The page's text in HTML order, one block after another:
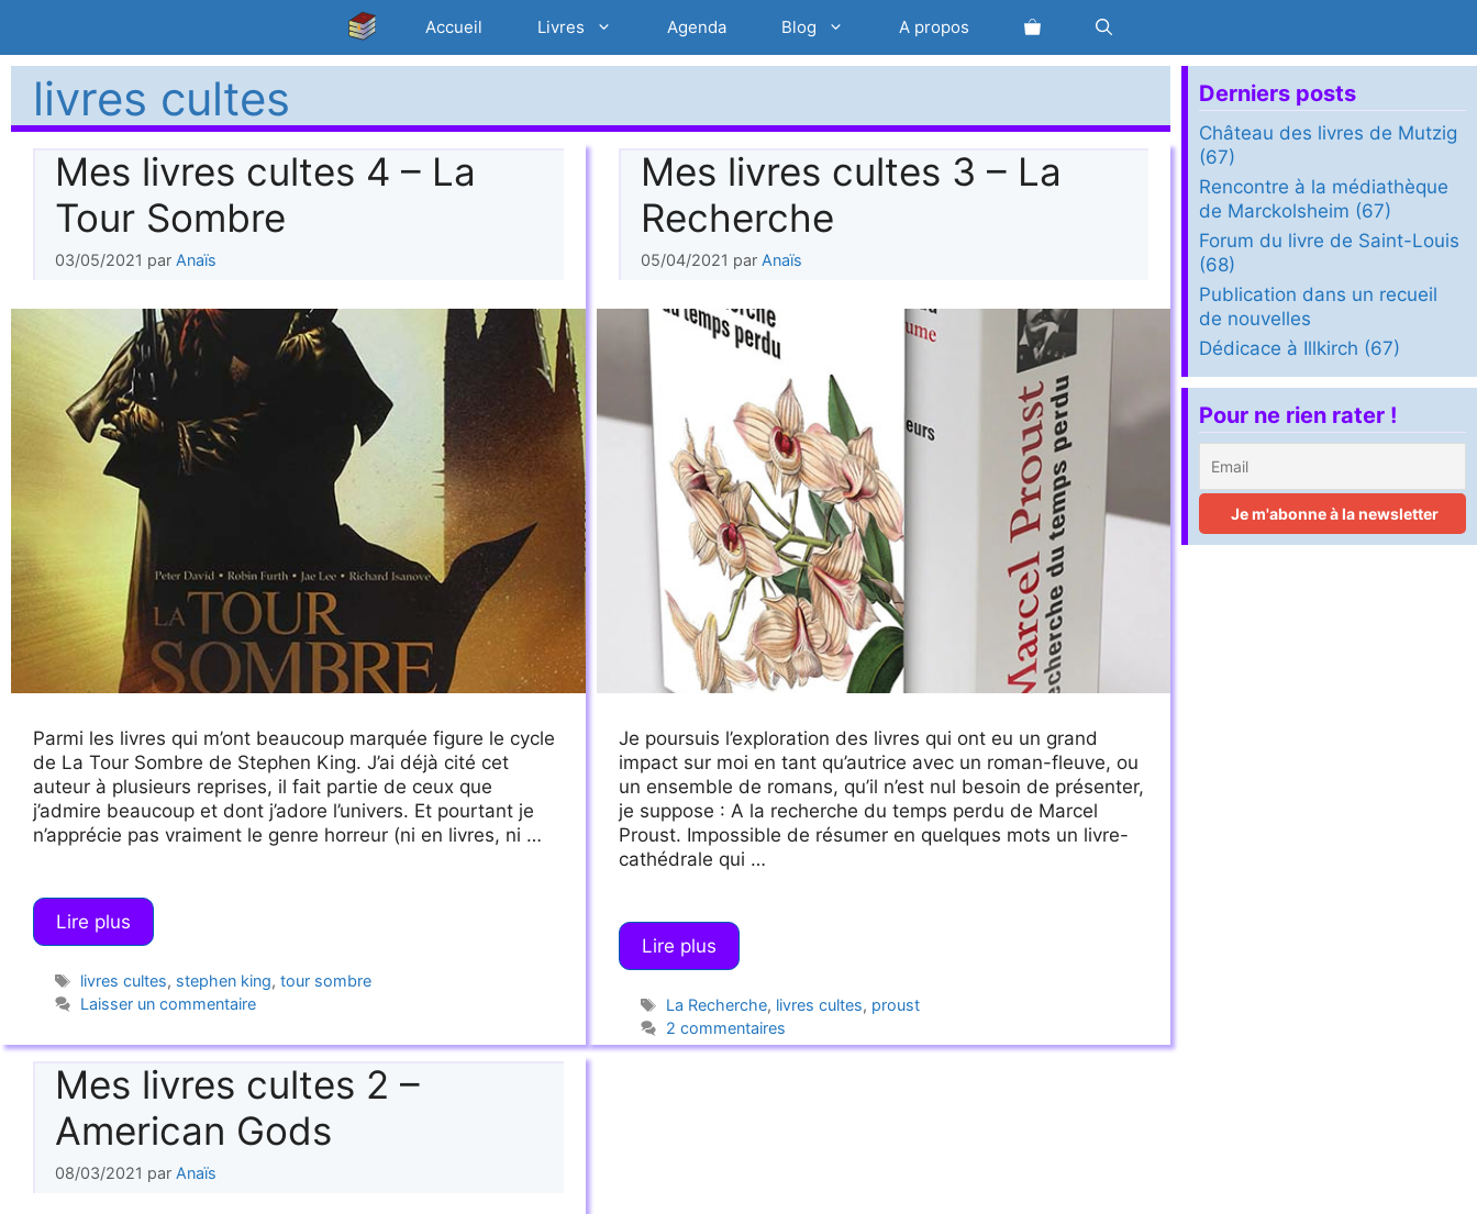
contenu
Accueil Livres Agenda Blog A propos
livres cultes
Mes livres cultes 4 – La
Tour Sombre
03/05/2021 par Anaïs
Parmi les livres qui m’ont beaucoup marquée figure le cycle
de La Tour Sombre de Stephen King. J’ai déjà cité cet
auteur à plusieurs reprises, il fait partie de ceux que
j’admire beaucoup et dont j’adore l’univers. Et pourtant je
n’apprécie pas vraiment le genre horreur (ni en livres, ni …
Lire plus
Étiquettes
livres cultes, stephen king,tour sombre
Laisser un commentaire
Mes livres cultes 3 – La
Recherche
05/04/2021 par Anaïs
Je poursuis l’exploration des livres qui ont eu un grand
impact sur moi en tant qu’autrice avec un roman-fleuve, ou
un ensemble de romans, qu’il n’est nul besoin de présenter,
je suppose : A la recherche du temps perdu de Marcel
Proust. Impossible de résumer en quelques mots un livre-
cathédrale qui …
Lire plus
Étiquettes
La Recherche, livres cultes, proust
2 commentaires
Mes livres cultes 2 –
American Gods
08/03/2021 par Anaïs
Derniers posts
Château des livres de Mutzig
(67)
Rencontre à la médiathèque
de Marckolsheim (67)
Forum du livre de Saint-Louis
(68)
Publication dans un recueil
de nouvelles
Dédicace à Illkirch (67)
Pour ne rien rater !